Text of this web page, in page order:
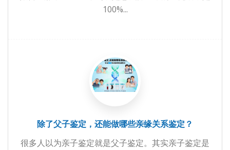
100%...
除了父子鉴定，还能做哪些亲缘关系鉴定？
很多人以为亲子鉴定就是父子鉴定。其实亲子鉴定是